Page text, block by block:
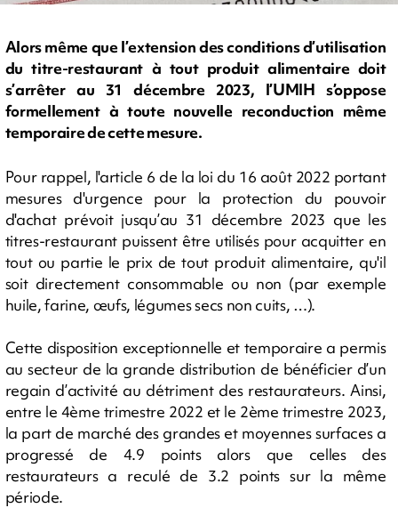
Alors même que l’extension des conditions d’utilisation
du titre-restaurant à tout produit alimentaire doit
s’arrêter au 31 décembre 2023, l’UMIH s’oppose
formellement à toute nouvelle reconduction même
temporaire de cette mesure.
Pour rappel, l'article 6 de la loi du 16 août 2022 portant
mesures d'urgence pour la protection du pouvoir
d'achat prévoit jusqu’au 31 décembre 2023 que les
titres-restaurant puissent être utilisés pour acquitter en
tout ou partie le prix de tout produit alimentaire, qu'il
soit directement consommable ou non (par exemple
huile, farine, œufs, légumes secs non cuits, …).
Cette disposition exceptionnelle et temporaire a permis
au secteur de la grande distribution de bénéficier d’un
regain d’activité au détriment des restaurateurs. Ainsi,
entre le 4ème trimestre 2022 et le 2ème trimestre 2023,
la part de marché des grandes et moyennes surfaces a
progressé de 4.9 points alors que celles des
restaurateurs a reculé de 3.2 points sur la même
période.